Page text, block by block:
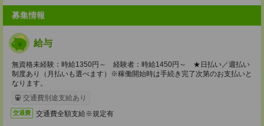
募集情報
給与
無資格未経験：時給1350円～ 経験者：時給1450円～ ★日払い／週払い
制度あり（月払いも選べます）※稼働開始時は手続き完了次第のお支払いと
なります。
交通費別途支給あり
交通費 交通費全額支給※規定有